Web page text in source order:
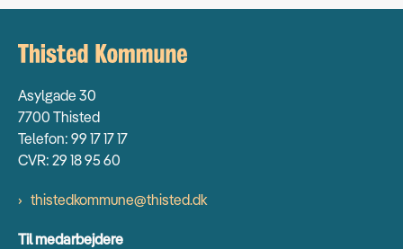
Asylgade 30
7700 Thisted
Telefon: 99 17 17 17
CVR: 29 18 95 60
thistedkommune@thisted.dk
Til medarbejdere